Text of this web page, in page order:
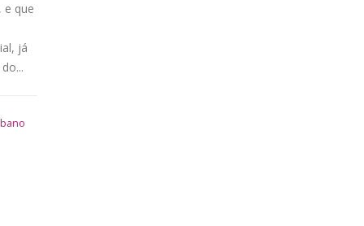
e que
já